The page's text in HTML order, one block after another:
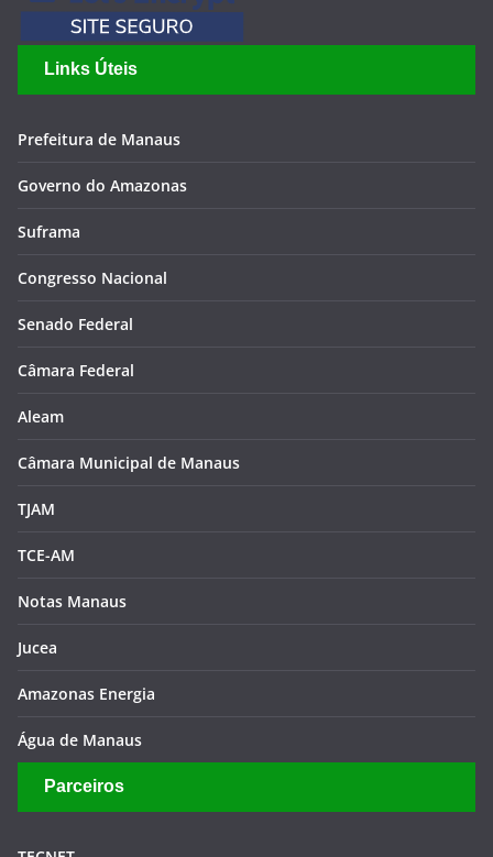
Links Úteis
Prefeitura de Manaus
Governo do Amazonas
Suframa
Congresso Nacional
Senado Federal
Câmara Federal
Aleam
Câmara Municipal de Manaus
TJAM
TCE-AM
Notas Manaus
Jucea
Amazonas Energia
Água de Manaus
Parceiros